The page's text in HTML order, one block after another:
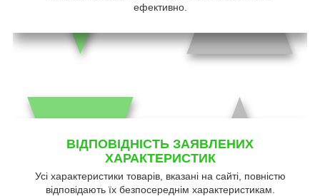
ефективно.
ВІДПОВІДНІСТЬ ЗАЯВЛЕНИХ
ХАРАКТЕРИСТИК
Усі характеристики товарів, вказані на сайті, повністю
відповідають їх безпосереднім характеристикам.